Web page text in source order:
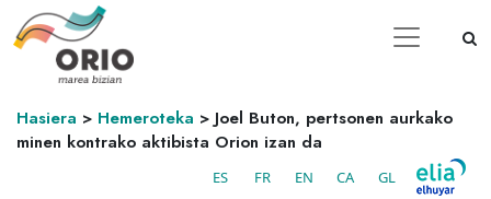
Hasiera > Hemeroteka >Joel Buton, pertsonen aurkako
minen kontrako aktibista Orion izan da
ES FR EN CA GL